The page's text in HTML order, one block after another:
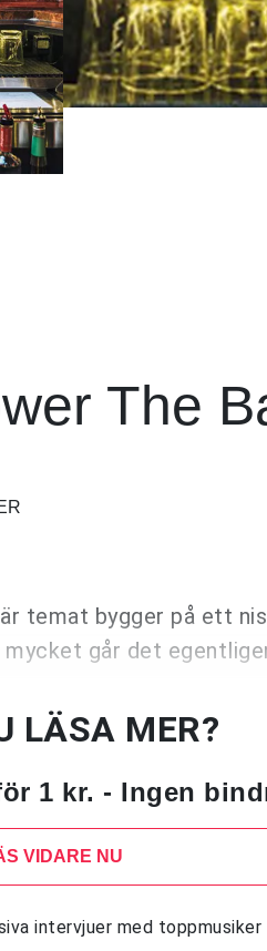
The
temat bygger på ett
går det
LÄSA MER?
1 kr. - Ingen
VIDARE NU
intervjuer med toppmusiker